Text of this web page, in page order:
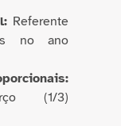
Referente
no ano
(1/3)